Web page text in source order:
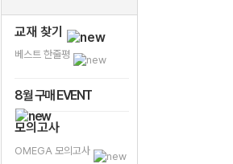
교재 찾기
베스트 한줄평
8월 구매 EVENT
모의고사
OMEGA 모의고사